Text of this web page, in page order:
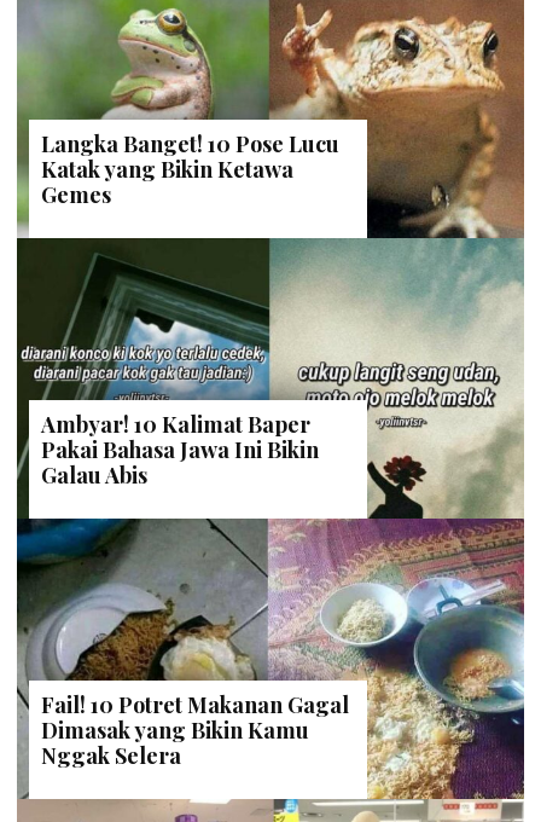
Langka Banget! 10 Pose Lucu
Katak yang Bikin Ketawa
Gemes
Ambyar! 10 Kalimat Baper
Pakai Bahasa Jawa Ini Bikin
Galau Abis
Fail! 10 Potret Makanan Gagal
Dimasak yang Bikin Kamu
Nggak Selera